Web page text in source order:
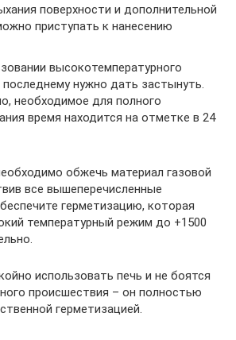
поверхности и дополнительной
приступать к нанесению
высокотемпературного
последнему нужно дать застынуть.
необходимое для полного
время находится на отметке в 24
обжечь материал газовой
все вышеперечисленные
герметизацию, которая
температурный режим до +1500
использовать печь и не боятся
происшествия – он полностью
герметизацией.